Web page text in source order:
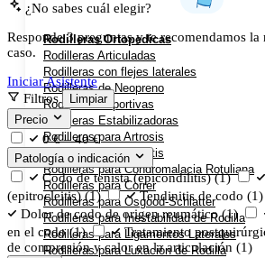
Rodilleras Ortopedicas
Rodilleras Articuladas
Rodilleras con flejes laterales
Rodilleras de Neopreno
Rodilleras Deportivas
Rodilleras Estabilizadoras
Rodilleras para Artrosis
Rodilleras para Bursitis
Rodilleras para Condromalacia Rotuliana
Rodilleras para Correr
Rodilleras para Osgood-Schlatter
Rodilleras para Inestabilidad de Rodilla
Rodilleras para Ligamentos Laterales
Rodilleras para Luxación de Rodilla
¿No sabes cuál elegir?
Responde 3 preguntas y te recomendamos
caso.
Iniciar Asistente
Filtros
Limpiar
Precio
0 € – 40 €
Patología o indicación
Codo de tenista (epicondilitis)(1)
(epitrocleitis)(1) Tendinitis de codo (1)
Dolor de codo de origen reumático(1)
en el codo(1) Tratamiento
de compresión y calor en la articulación (1)